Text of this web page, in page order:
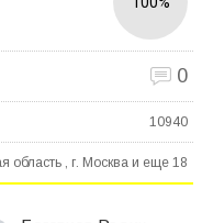
0
10940
область , г. Москва и еще 18